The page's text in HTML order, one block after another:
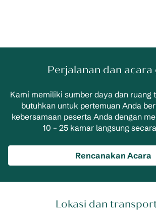
Perjalanan dan acara
Kami memiliki sumber daya dan ruang
butuhkan untuk pertemuan Anda
kebersamaan peserta Anda dengan
10 – 25 kamar langsung
Rencanakan Acara
Lokasi dan